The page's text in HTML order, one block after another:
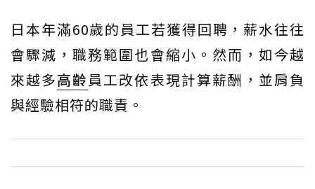
日本年滿60歲的員工若獲得回聘，薪水往往
會驟減，職務範圍也會縮小。然而，如今越
來越多高齡員工改依表現計算薪酬，並肩負
與經驗相符的職責。